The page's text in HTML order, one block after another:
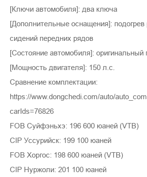
[Ключи автомобиля]: два ключа
[Дополнительные оснащения]: подогрев
сидений передних рядов
[Состояние автомобиля]: оригинальный
[Мощность двигателя]: 150 л.с.
Сравнение комплектации:
https://www.dongchedi.com/auto/
carIds=76826
FOB Суйфэньхэ: 196 600 юаней (VTB)
CIP Уссурийск: 199 100 юаней
FOB Хоргос: 198 600 юаней (VTB)
CIP Нуржоли: 201 100 юаней